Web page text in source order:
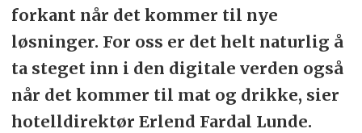
forkant når det kommer til nye
løsninger. For oss er det helt naturlig å
ta steget inn i den digitale verden også
når det kommer til mat og drikke, sier
hotelldirektør Erlend Fardal Lunde.